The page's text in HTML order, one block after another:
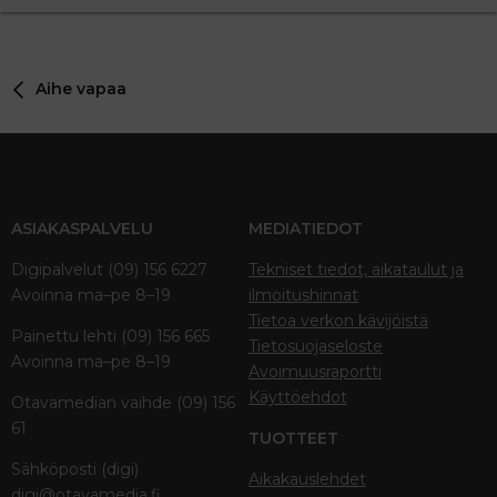
Aihe vapaa
ASIAKASPALVELU
Digipalvelut (09) 156 6227
Avoinna ma–pe 8–19
Painettu lehti (09) 156 665
Avoinna ma–pe 8–19
Otavamedian vaihde (09) 156
61
Sähköposti (digi)
MEDIATIEDOT
Tekniset tiedot, aikataulut ja
ilmoitushinnat
Tietoa verkon kävijöistä
Tietosuojaseloste
Avoimuusraportti
Käyttöehdot
TUOTTEET
Aikakauslehdet